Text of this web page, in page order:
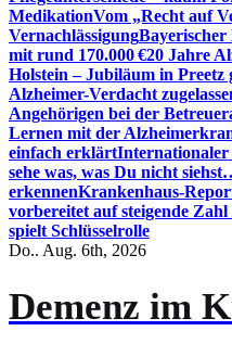
MedikationVom „Recht auf
VernachlässigungBayerischer
mit rund 170.000 €20 Jahre
Holstein – Jubiläum in Preetz
Alzheimer-Verdacht
Angehörigen bei der
Lernen mit der
einfach erklärtInternationaler
sehe was, was Du nicht
erkennenKrankenhaus-
vorbereitet auf steigende
spielt Schlüsselrolle
Do.. Aug. 6th, 2026
Demenz im